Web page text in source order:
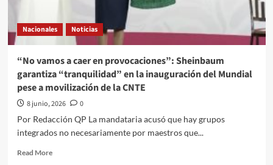
Espinosa
visión///La
agresión
y
crueldad
los
pueblos
de
Nacionales Noticias
“No vamos a caer en provocaciones”: Sheinbaum
garantiza “tranquilidad” en la inauguración del Mundial
pese a movilización de la CNTE
8 junio, 2026
0
Por Redacción QP La mandataria acusó que hay grupos
integrados no necesariamente por maestros que...
Read MoreRead